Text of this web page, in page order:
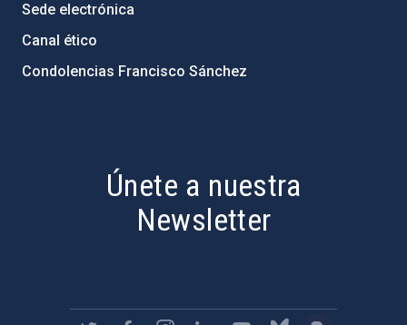
Sede electrónica
Canal ético
Condolencias Francisco Sánchez
Únete a nuestra
Newsletter